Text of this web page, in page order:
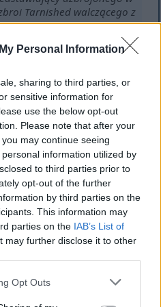
Personal Information
sharing to third parties, or
sensitive information for
use the below opt-out
Please note that after your
may continue seeing
information utilized by
to third parties prior to
opt-out of the further
by third parties on the
This information may
parties on the IAB’s List of
may further disclose it to other
uses one or more Google
Opt Outs
Tarnished walczącego z
w ognistej podziemnej
aby uzyskać więcej
uzbrojonego w